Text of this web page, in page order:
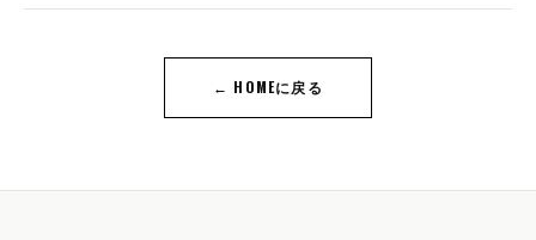
← HOMEに戻る